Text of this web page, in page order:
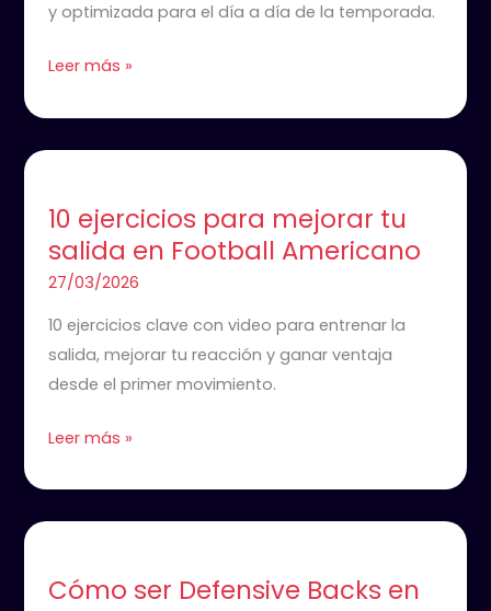
y optimizada para el día a día de la temporada.
Football
yLeer más »
10 ejercicios para mejorar tu
salida en Football Americano
27/03/2026
10 ejercicios clave con video para entrenar la
salida, mejorar tu reacción y ganar ventaja
desde el primer movimiento.
para
mejorar
tu
Football
Americano
Leer más »
Cómo ser Defensive Backs en
Defensive